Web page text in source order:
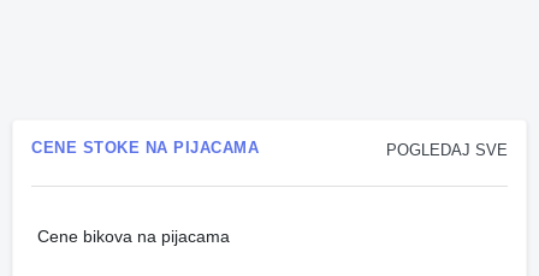
POGLEDAJ SVE
CENE STOKE NA PIJACAMA
Cene bikova na pijacama